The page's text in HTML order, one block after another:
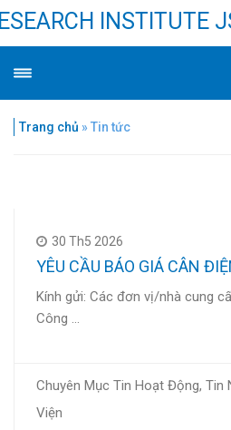
INSTITUTE
Trang chủ » Tin tức
30 Th5 2026
YÊU CẦU BÁO GIÁ CÂN
Kính gửi: Các đơn vị/nhà cung
Công …
Chuyên Mục Tin Hoạt Động, Tin
Viện